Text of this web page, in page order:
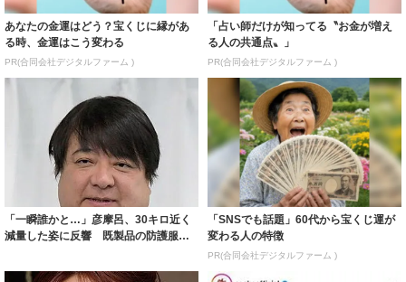
あなたの金運はどう？宝くじに縁があ
る時、金運はこう変わる
PR(合同会社デジタルファーム )
「占い師だけが知ってる〝お金が増え
る人の共通点〟」
PR(合同会社デジタルファーム )
「一瞬誰かと…」彦摩呂、30キロ近く
減量した姿に反響 既製品の防護服が
「SNSでも話題」60代から宝くじ運が
変わる人の特徴
PR(合同会社デジタルファーム )